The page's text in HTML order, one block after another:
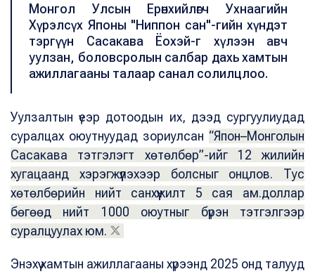
Монгол Улсын Ерөнхийлөгч Ухнаагийн
Хүрэлсүх Японы "Ниппон сан"-гийн хүндэт
тэргүүн Сасакава Ёохэй-г хүлээн авч
уулзан, боловсролын салбар дахь хамтын
ажиллагааны талаар санал солилцлоо.
Уулзалтын үеэр дотоодын их, дээд сургуулиудад
суралцах оюутнуудад зориулсан “Япон–Монголын
Сасакава тэтгэлэгт хөтөлбөр”-ийг 12 жилийн
хугацаанд хэрэгжүүлэхээр болсныг онцлов. Тус
хөтөлбөрийн нийт санхүүжилт 5 сая ам.доллар
бөгөөд нийт 1000 оюутныг бүрэн тэтгэлгээр
суралцуулах юм.
Энэхүү хамтын ажиллагааны хүрээнд 2025 онд талууд